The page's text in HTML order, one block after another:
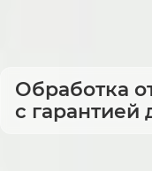
Обработка
с гарантией